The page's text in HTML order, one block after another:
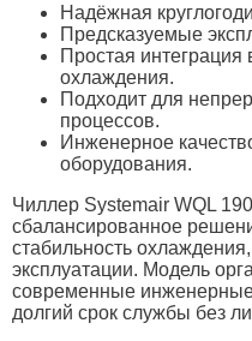
Надёжная
Предсказуемые
Простая
охлаждения.
Подходит для
процессов.
Инженерное
оборудования.
Чиллер Systemair WQL
сбалансированное
стабильность
эксплуатации. Модель
современные
долгий срок службы без